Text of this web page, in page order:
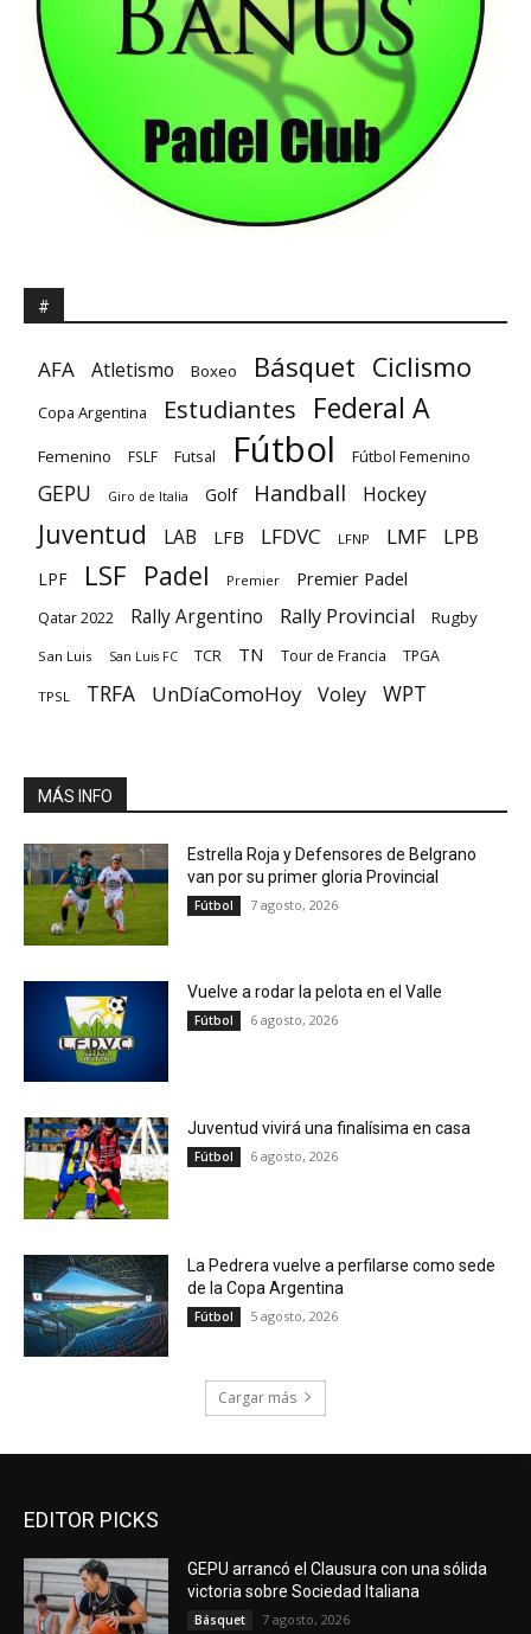
#
AFA Atletismo Boxeo Básquet Ciclismo
Copa Argentina Estudiantes Federal A
Femenino FSLF Futsal Fútbol Fútbol Femenino
GEPU Giro de Italia Golf Handball Hockey
Juventud LAB LFB LFDVC LFNP LMF LPB
LPF LSF Padel Premier Premier Padel
Qatar 2022 Rally Argentino Rally Provincial Rugby
San Luis San Luis FC TCR TN Tour de Francia TPGA
TPSL TRFA UnDíaComoHoy Voley WPT
MÁS INFO
Estrella Roja y Defensores de Belgrano
van por su primer gloria Provincial
Fútbol 7 agosto, 2026
Vuelve a rodar la pelota en el Valle
Fútbol 6 agosto, 2026
Juventud vivirá una finalísima en casa
Fútbol 6 agosto, 2026
La Pedrera vuelve a perfilarse como sede
de la Copa Argentina
Fútbol 5 agosto, 2026
Cargar más
EDITOR PICKS
GEPU arrancó el Clausura con una sólida
victoria sobre Sociedad Italiana
Básquet 7 agosto, 2026